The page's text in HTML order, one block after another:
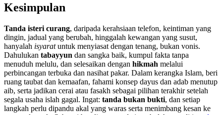
Kesimpulan
Tanda isteri curang, daripada kerahsiaan telefon, keintiman yang
dingin, jadual yang berubah, hinggalah kewangan yang susut,
hanyalah isyaratuntuk menyiasat dengan tenang, bukan vonis.
Dahulukan tabayyun dan sangka baik, kumpul fakta tanpa
menuduh melulu, dan selesaikan dengan hikmah melalui
perbincangan terbuka dan nasihat pakar. Dalam kerangka Islam, beri
ruang taubat dan kemaafan, fahami konsep dayus dan adab menutup
aib, serta jadikan cerai atau fasakh sebagai pilihan terakhir setelah
segala usaha islah gagal. Ingat: tanda bukan bukti, dan setiap
langkah perlu dipandu akal yang waras serta menimbang kesan ke